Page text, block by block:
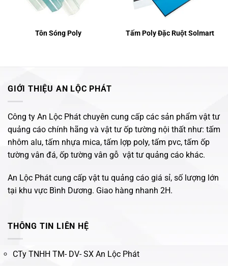
Tôn Sóng Poly Tấm Poly Đặc Ruột Solmart
GIỚI THIỆU AN LỘC PHÁT
Công ty An Lộc Phát chuyên cung cấp các sản phẩm vật tư
quảng cáo chính hãng và vật tư ốp tường nội thất như: tấm
nhôm alu, tấm nhựa mica, tấm lợp poly, tấm pvc, tấm ốp
tường vân đá, ốp tường vân gỗ vật tư quảng cáo khác.
An Lộc Phát cung cấp vật tu quảng cáo giá sỉ, số lượng lớn
tại khu vực Bình Dương. Giao hàng nhanh 2H.
THÔNG TIN LIÊN HỆ
CTy TNHH TM- DV- SX An Lộc Phát